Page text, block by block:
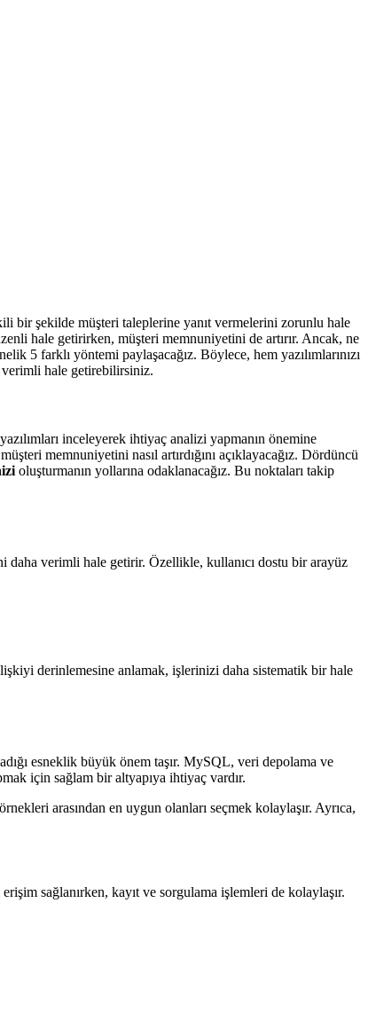
bir şekilde müşteri taleplerine yanıt vermelerini zorunlu hale
hale getirirken, müşteri memnuniyetini de artırır. Ancak, ne
5 farklı yöntemi paylaşacağız. Böylece, hem yazılımlarınızı
hale getirebilirsiniz.
inceleyerek ihtiyaç analizi yapmanın önemine
memnuniyetini nasıl artırdığını açıklayacağız. Dördüncü
oluşturmanın yollarına odaklanacağız. Bu noktaları takip
verimli hale getirir. Özellikle, kullanıcı dostu bir arayüz
derinlemesine anlamak, işlerinizi daha sistematik bir hale
esneklik büyük önem taşır. MySQL, veri depolama ve
için sağlam bir altyapıya ihtiyaç vardır.
arasından en uygun olanları seçmek kolaylaşır. Ayrıca,
sağlanırken, kayıt ve sorgulama işlemleri de kolaylaşır.